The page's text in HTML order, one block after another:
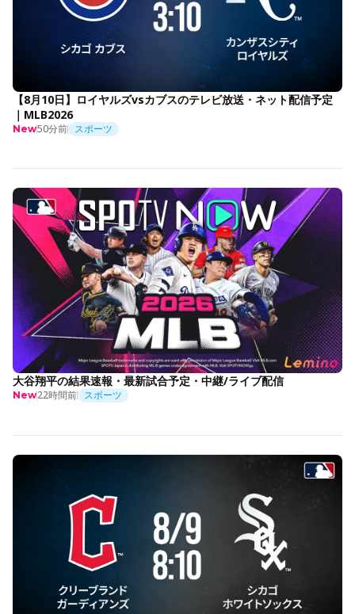
【8月10日】ロイヤルズvsカブスのテレビ放送・ネット配信予定
｜MLB2026
New50分前 スポーツ
大谷翔平の結果速報・最新試合予定・中継/ライブ配信
New22時間前 スポーツ